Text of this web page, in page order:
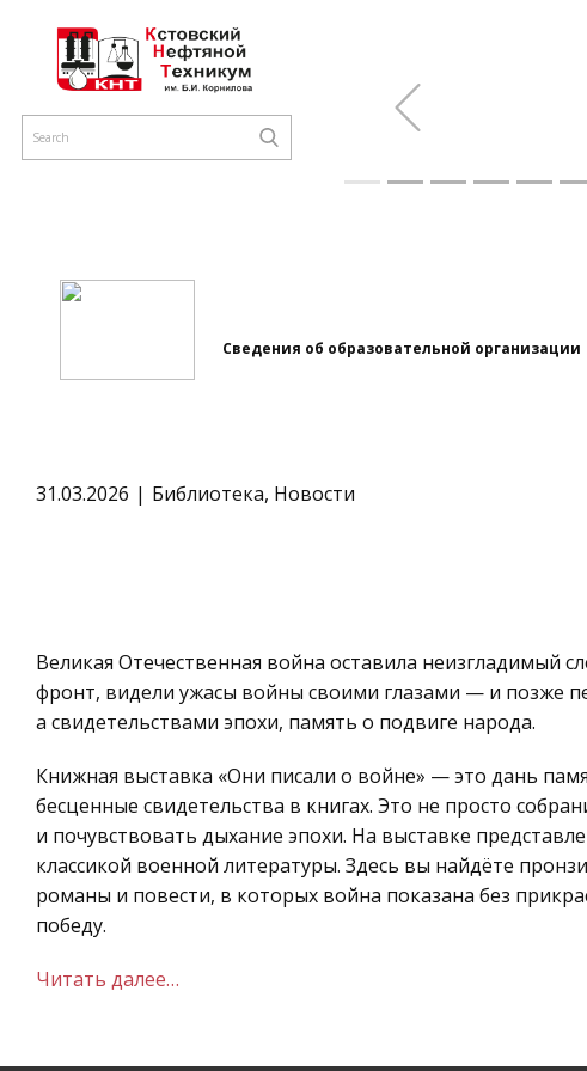
Сведения об образовательной организации
31.03.2026 Библиотека, Новости
Великая Отечественная война оставила неизгладимый
фронт, видели ужасы войны своими глазами — и позже
а свидетельствами эпохи, память о подвиге народа.
Книжная выставка «Они писали о войне» — это дань
бесценные свидетельства в книгах. Это не просто
и почувствовать дыхание эпохи. На выставке
классикой военной литературы. Здесь вы найдёте
романы и повести, в которых война показана без
победу.
Читать далее…